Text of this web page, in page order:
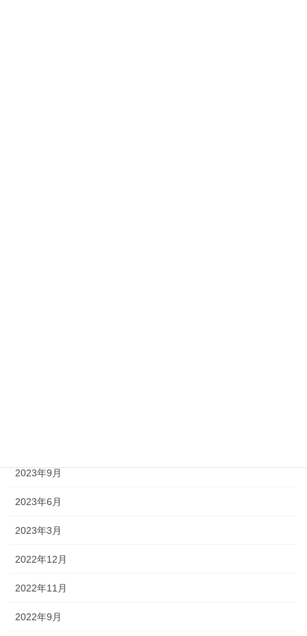
2023年9月
2023年6月
2023年3月
2022年12月
2022年11月
2022年9月